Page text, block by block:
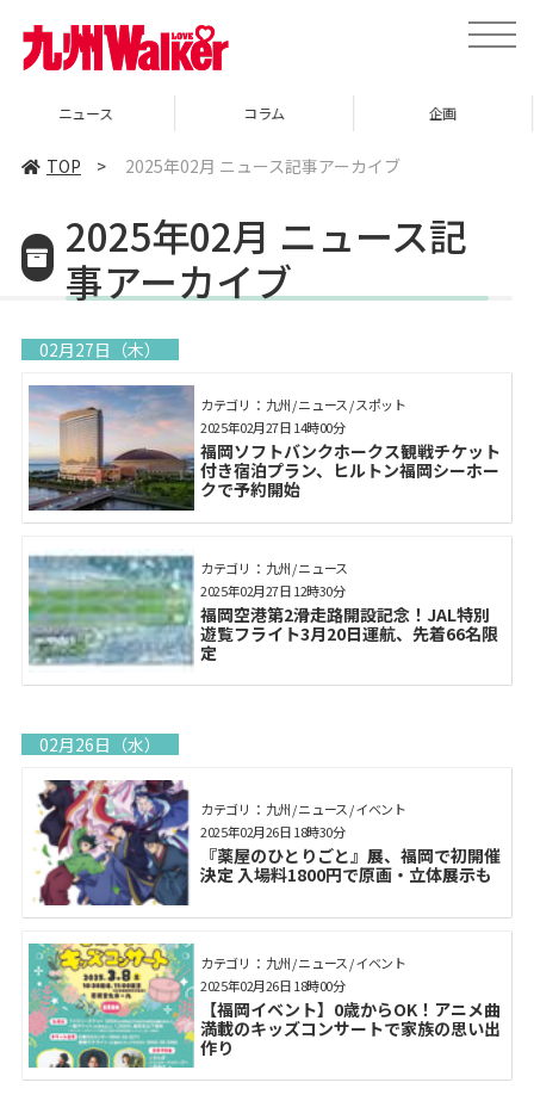
toggle
コラム 企画 イベント
TOP > 2025年02月 ニュース記事アーカイブ
2025年02月 ニュース記
事アーカイブ
02月27日（木）
カテゴリ： 九州 / ニュース / スポット
福岡ソフトバンクホークス観戦チケット
付き宿泊プラン、ヒルトン福岡シーホー
クで予約開始
2025年02月27日 14時00分
カテゴリ： 九州 / ニュース
福岡空港第2滑走路開設記念！JAL特別
遊覧フライト3月20日運航、先着66名限
定
2025年02月27日 12時30分
02月26日（水）
カテゴリ： 九州 / ニュース / イベント
『薬屋のひとりごと』展、福岡で初開催
決定 入場料1800円で原画・立体展示も
2025年02月26日 18時30分
カテゴリ： 九州 / ニュース / イベント
【福岡イベント】0歳からOK！アニメ曲
満載のキッズコンサートで家族の思い出
作り
2025年02月26日 18時00分